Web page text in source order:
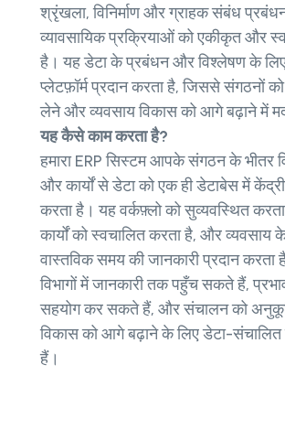
श्रृंखला, विनिर्माण और ग्राहक संबंध
व्यावसायिक प्रक्रियाओं को एकीकृत और
है। यह डेटा के प्रबंधन और विश्लेषण के
प्लेटफ़ॉर्म प्रदान करता है, जिससे संगठनों
लेने और व्यवसाय विकास को आगे बढ़ाने में
यह कैसे काम करता है?
हमारा ERP सिस्टम आपके संगठन के भीतर
और कार्यों से डेटा को एक ही डेटाबेस में
करता है। यह वर्कफ़्लो को सुव्यवस्थित
कार्यों को स्वचालित करता है, और व्यवसाय
वास्तविक समय की जानकारी प्रदान करता
विभागों में जानकारी तक पहुँच सकते हैं,
सहयोग कर सकते हैं, और संचालन को
विकास को आगे बढ़ाने के लिए डेटा-
हैं।